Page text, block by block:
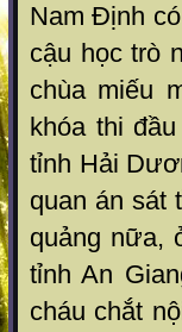
Nam Định
cậu học trò
chùa miếu
khóa thi
tỉnh Hải
quan án sát
quảng nữa,
tỉnh An
cháu chắt